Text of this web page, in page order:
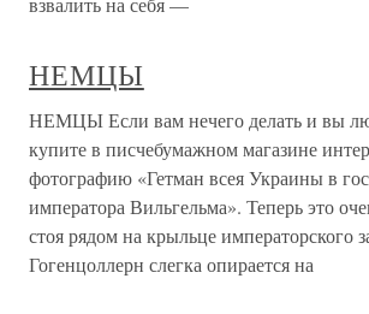
НЕМЦЫ
НЕМЦЫ Если вам нечего делать и вы
купите в писчебумажном магазине
фотографию «Гетман всея Украины в
императора Вильгельма». Теперь это
стоя рядом на крыльце императорского
Гогенцоллерн слегка опирается на